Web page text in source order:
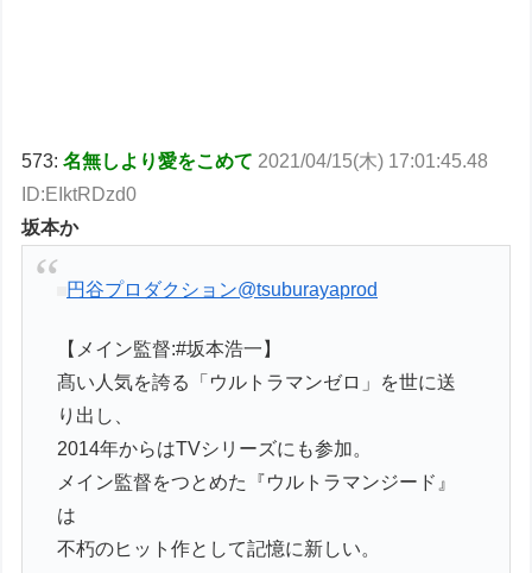
573:名無しより愛をこめて 2021/04/15(木) 17:01:45.48
ID:EIktRDzd0
坂本か
円谷プロダクション@tsuburayaprod
【メイン監督:#坂本浩一】
髙い人気を誇る「ウルトラマンゼロ」を世に送
り出し、
2014年からはTVシリーズにも参加。
メイン監督をつとめた『ウルトラマンジード』
は
不朽のヒット作として記憶に新しい。